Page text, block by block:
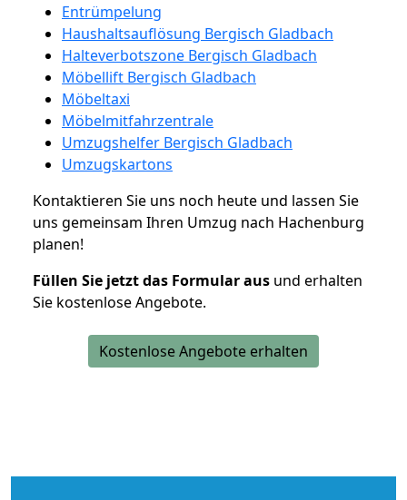
Entrümpelung
Haushaltsauflösung Bergisch Gladbach
Halteverbotszone Bergisch Gladbach
Möbellift Bergisch Gladbach
Möbeltaxi
Möbelmitfahrzentrale
Umzugshelfer Bergisch Gladbach
Umzugskartons
Kontaktieren Sie uns noch heute und lassen Sie
uns gemeinsam Ihren Umzug nach Hachenburg
planen!
Füllen Sie jetzt das Formular aus und erhalten
Sie kostenlose Angebote.
Kostenlose Angebote erhalten